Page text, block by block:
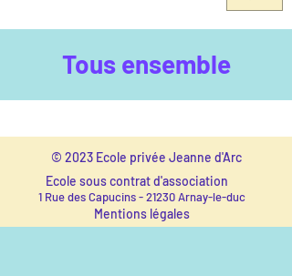
Tous ensemble
© 2023 Ecole privée Jeanne d'Arc
Ecole sous contrat d'association
1 Rue des Capucins - 21230 Arnay-le-duc
Mentions légales